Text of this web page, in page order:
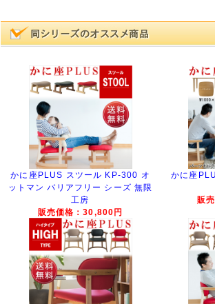
かに座PLUS スツール KP-300 オ
ットマン バリアフリー シーズ 無限
工房
販売価格：30,800円
かに座
販